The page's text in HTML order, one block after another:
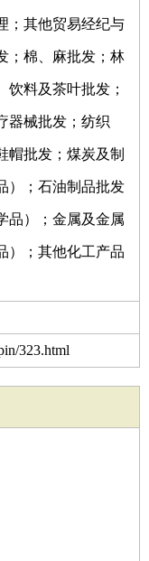
；其他贸易经纪与
；棉、麻批发；林
饮料及茶叶批发；
器械批发；纺织
帽批发；煤炭及制
）；石油制品批发
品）；金属及金属
）；其他化工产品
323.html